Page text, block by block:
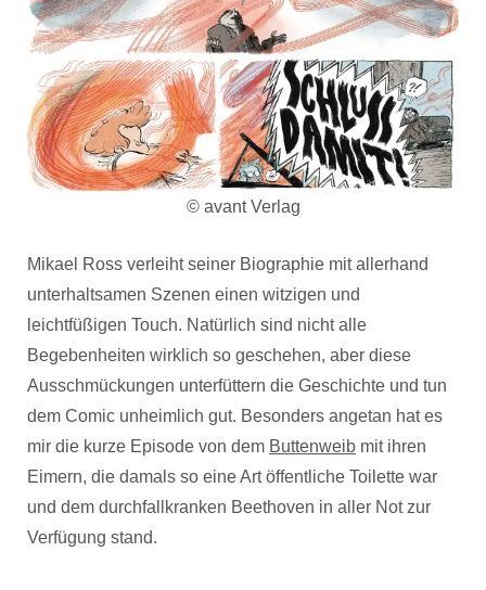
© avant Verlag
Mikael Ross verleiht seiner Biographie mit allerhand
unterhaltsamen Szenen einen witzigen und
leichtfüßigen Touch. Natürlich sind nicht alle
Begebenheiten wirklich so geschehen, aber diese
Ausschmückungen unterfüttern die Geschichte und tun
dem Comic unheimlich gut. Besonders angetan hat es
mir die kurze Episode von dem Buttenweib mit ihren
Eimern, die damals so eine Art öffentliche Toilette war
und dem durchfallkranken Beethoven in aller Not zur
Verfügung stand.